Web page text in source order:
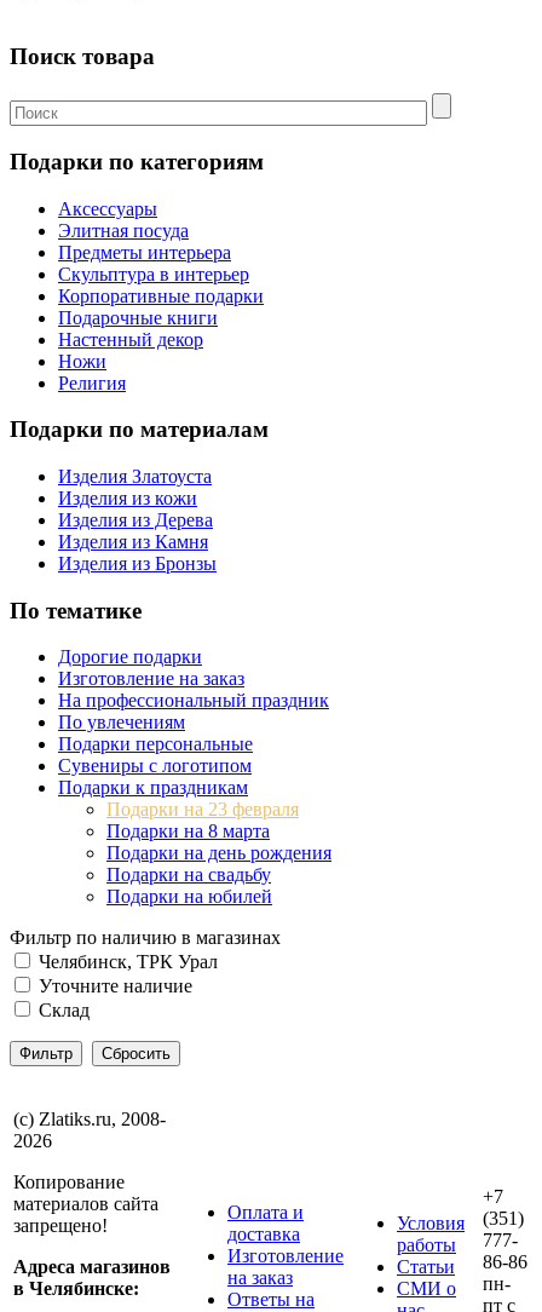
Поиск товара
Подарки по категориям
Аксессуары
Элитная посуда
Предметы интерьера
Скульптура в интерьер
Корпоративные подарки
Подарочные книги
Настенный декор
Ножи
Религия
Подарки по материалам
Изделия Златоуста
Изделия из кожи
Изделия из Дерева
Изделия из Камня
Изделия из Бронзы
По тематике
Дорогие подарки
Изготовление на заказ
На профессиональный праздник
По увлечениям
Подарки персональные
Сувениры с логотипом
Подарки к праздникам
Подарки на 23 февраля
Подарки на 8 марта
Подарки на день рождения
Подарки на свадьбу
Подарки на юбилей
Фильтр по наличию в магазинах
Челябинск, ТРК Урал
Уточните наличие
Склад
(с) Zlatiks.ru, 2008-
2026
Копирование
материалов сайта
запрещено!
Адреса магазинов
в Челябинске:
Оплата и
доставка
Изготовление
на заказ
Ответы на
Условия
работы
Статьи
СМИ о
+7
(351)
777-
86-86
пн-
пт с